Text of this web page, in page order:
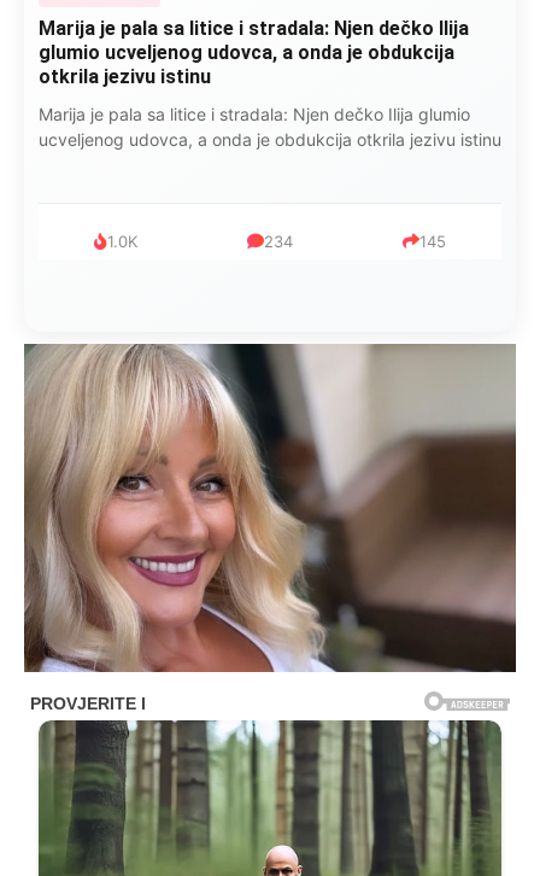
Marija je pala sa litice i stradala: Njen dečko Ilija
glumio ucveljenog udovca, a onda je obdukcija
otkrila jezivu istinu
Marija je pala sa litice i stradala: Njen dečko Ilija glumio
ucveljenog udovca, a onda je obdukcija otkrila jezivu istinu
1.0K 234 145